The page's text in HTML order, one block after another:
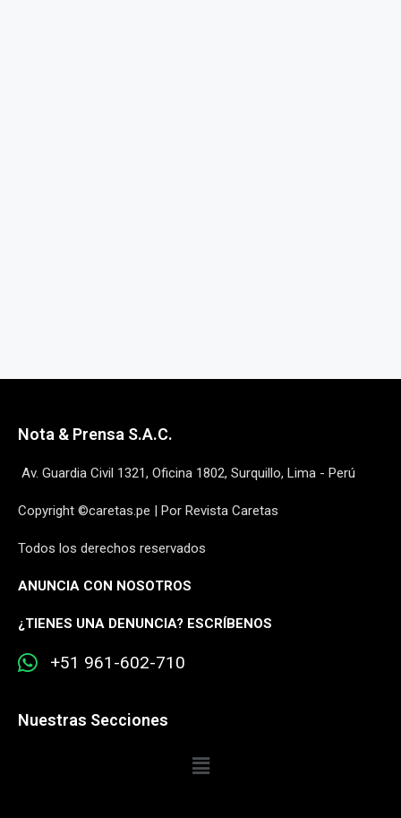
Nota & Prensa S.A.C.
Av. Guardia Civil 1321, Oficina 1802, Surquillo, Lima - Perú
Copyright ©caretas.pe | Por Revista Caretas
Todos los derechos reservados
ANUNCIA CON NOSOTROS
¿TIENES UNA DENUNCIA? ESCRÍBENOS
+51 961-602-710
Nuestras Secciones